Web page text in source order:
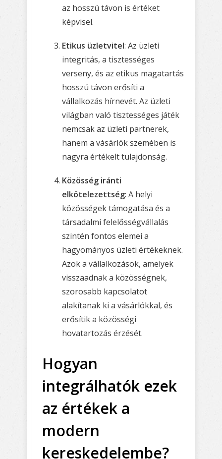
az hosszú távon is értéket
képvisel.
Etikus üzletvitel: Az üzleti
integritás, a tisztességes
verseny, és az etikus magatartás
hosszú távon erősíti a
vállalkozás hírnevét. Az üzleti
világban való tisztességes játék
nemcsak az üzleti partnerek,
hanem a vásárlók szemében is
nagyra értékelt tulajdonság.
Közösség iránti
elkötelezettség: A helyi
közösségek támogatása és a
társadalmi felelősségvállalás
szintén fontos elemei a
hagyományos üzleti értékeknek.
Azok a vállalkozások, amelyek
visszaadnak a közösségnek,
szorosabb kapcsolatot
alakítanak ki a vásárlókkal, és
erősítik a közösségi
hovatartozás érzését.
Hogyan
integrálhatók ezek
az értékek a
modern
kereskedelembe?